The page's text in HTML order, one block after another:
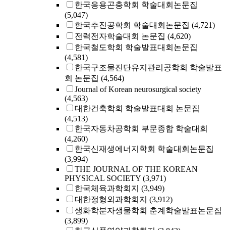
한국응용곤충학회 학술대회논문집
(5,047)
한국추진공학회 학술대회논문집 (4,721)
전력전자학술대회 논문집 (4,620)
한국철도학회 학술발표대회논문집
(4,581)
한국구조물진단유지관리공학회 학술발표
회 논문집 (4,564)
Journal of Korean neurosurgical society
(4,563)
대한건축학회 학술발표대회 논문집
(4,513)
한국자동차공학회 부문종합 학술대회
(4,260)
한국신재생에너지학회 학술대회논문집
(3,994)
THE JOURNAL OF THE KOREAN
PHYSICAL SOCIETY (3,971)
한국체육과학회지 (3,949)
대한정형외과학회지 (3,912)
생화학분자생물학회 춘계학술발표논문집
(3,899)